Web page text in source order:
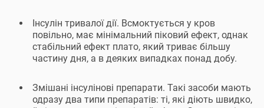
Інсулін тривалої дії. Всмоктується у кров
повільно, має мінімальний піковий ефект, однак
стабільний ефект плато, який триває більшу
частину дня, а в деяких випадках понад добу.
Змішані інсулінові препарати. Такі засоби мають
одразу два типи препаратів: ті, які діють швидко,